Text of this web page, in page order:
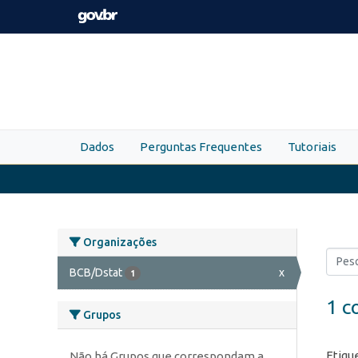
Skip to main content
Dados Perguntas Frequentes Tutoriais
Organizações
BCB/Dstat 1 x
Grupos 1